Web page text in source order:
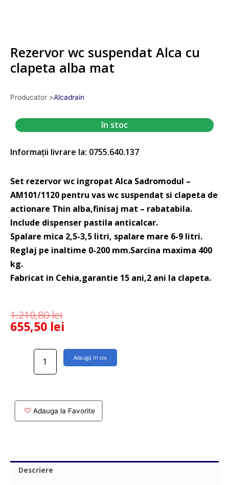
Rezervor wc suspendat Alca cu
clapeta alba mat
Producator >Alcadrain
în stoc
Informații livrare la: 0755.640.137
Set rezervor wc ingropat Alca Sadromodul –
AM101/1120 pentru vas wc suspendat si clapeta de
actionare Thin alba,finisaj mat – rabatabila.
Include dispenser pastila anticalcar.
Spalare mica 2,5-3,5 litri, spalare mare 6-9 litri.
Reglaj pe inaltime 0-200 mm.Sarcina maxima 400
kg.
Fabricat in Cehia,garantie 15 ani,2 ani la clapeta.
1.210,80lei
655,50 lei
Cantitate
Rezervor
Adaugă în coș
Adauga la Favorite
Descriere